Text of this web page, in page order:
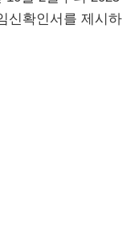
확인서를 제시